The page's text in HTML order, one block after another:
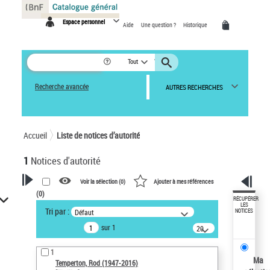
Espace personnel Aide Une question ? Historique
Tout
Recherche avancée AUTRES RECHERCHES
Accueil Liste de notices d’autorité
1 Notices d'autorité
VOTRE RECHERCHE
Recherche avancée dans les
notices d’autorité
Œuvres liées à l'auteur :
Temperton, Rod (1947-2016)
Voir la sélection (0) Ajouter à mes références
(0)
Tri par : Défaut
sur 1
20
résultats/page
1
Temperton, Rod (1947-2016)
RÉCUPÉRER
LES
NOTICES
Ma
Panneau de gestion des cookies